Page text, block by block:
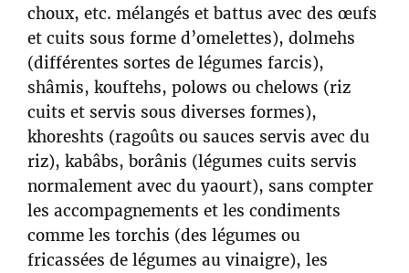
choux, etc. mélangés et battus avec des œufs
et cuits sous forme d’omelettes), dolmehs
(différentes sortes de légumes farcis),
shâmis, kouftehs, polows ou chelows (riz
cuits et servis sous diverses formes),
khoreshts (ragoûts ou sauces servis avec du
riz), kabâbs, borânis (légumes cuits servis
normalement avec du yaourt), sans compter
les accompagnements et les condiments
comme les torchis (des légumes ou
fricassées de légumes au vinaigre), les